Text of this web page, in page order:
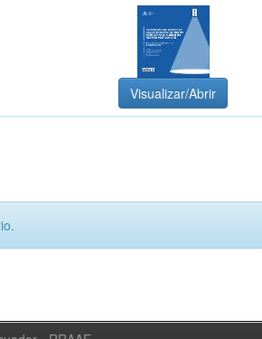
Visualizar/Abrir